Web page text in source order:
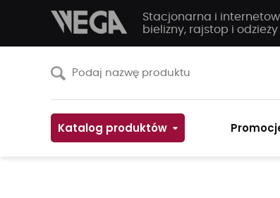
Stacjonarna i
bielizny, rajstop i odzieży
Katalog produktów